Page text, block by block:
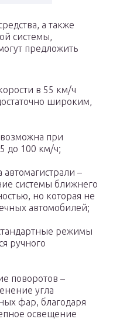
а также
системы,
предложить
в 55 км/ч
широким,
при
до 100 км/ч;
–
системы ближнего
но которая не
автомобилей;
режимы
ручного
поворотов –
угла
фар, благодаря
освещение